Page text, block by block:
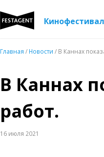
Главная / Новости / В Каннах
В Каннах
работ.
16 июля 2021